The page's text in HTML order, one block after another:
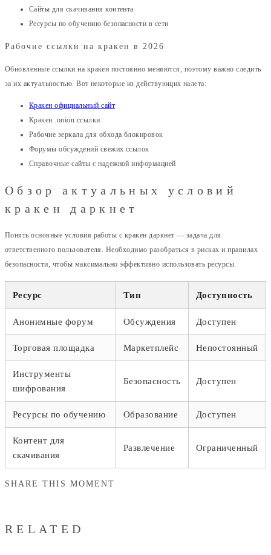
Сайты для скачивания контента
Ресурсы по обучению безопасности в сети
Рабочие ссылки на кракен в 2026
Обновленные ссылки на кракен постоянно меняются, поэтому важно следить
за их актуальностью. Вот некоторые из действующих налета:
Кракен официальный сайт
Кракен .onion ссылки
Рабочие зеркала для обхода блокировок
Форумы обсуждений свежих ссылок
Справочные сайты с надежной информацией
Обзор актуальных условий
кракен даркнет
Понять основные условия работы с кракен даркнет — задача для
ответственного пользователя. Необходимо разобраться в рисках и правилах
безопасности, чтобы максимально эффективно использовать ресурсы.
Ресурс Тип Доступность
Анонимные форум Обсуждения Доступен
Торговая площадка Маркетплейс Непостоянный
Инструменты
шифрования
Безопасность Доступен
Ресурсы по обучению Образование Доступен
Контент для
скачивания
Развлечение Ограниченный
SHARE THIS MOMENT
RELATED